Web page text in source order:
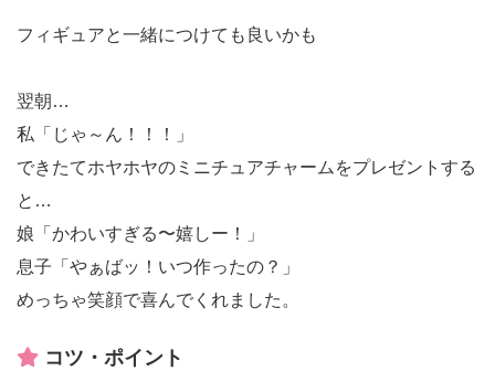
フィギュアと一緒につけても良いかも
翌朝…
私「じゃ～ん！！！」
できたてホヤホヤのミニチュアチャームをプレゼントする
と…
娘「かわいすぎる〜嬉しー！」
息子「やぁばッ！いつ作ったの？」
めっちゃ笑顔で喜んでくれました。
コツ・ポイント